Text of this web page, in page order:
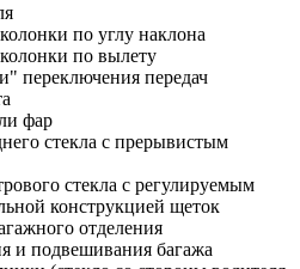
по углу наклона
по вылету
переключения передач
фар
стекла с прерывистым
стекла с регулируемым
конструкцией щеток
отделения
и подвешивания багажа